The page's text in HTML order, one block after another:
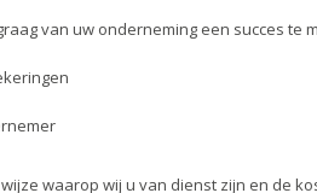
van uw onderneming een succes te
waarop wij u van dienst zijn en de